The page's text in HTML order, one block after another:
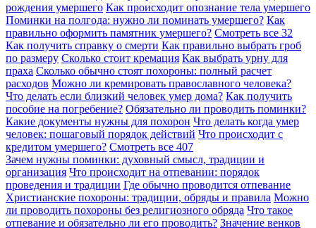
рождения умершего Как происходит опознание тела умершего
Поминки на полгода: нужно ли поминать умершего? Как
правильно оформить памятник умершего? Смотреть все 32
Как получить справку о смерти Как правильно выбрать гроб
по размеру Сколько стоит кремация Как выбрать урну для
праха Сколько обычно стоят похороны: полный расчет
расходов Можно ли кремировать православного человека?
Что делать если близкий человек умер дома? Как получить
пособие на погребение? Обязательно ли проводить поминки?
Какие документы нужны для похорон Что делать когда умер
человек: пошаговый порядок действий Что происходит с
кредитом умершего? Смотреть все 407
Зачем нужны поминки: духовный смысл, традиции и
организация Что происходит на отпевании: порядок
проведения и традиции Где обычно проводится отпевание
Христианские похороны: традиции, обряды и правила Можно
ли проводить похороны без религиозного обряда Что такое
отпевание и обязательно ли его проводить? Значение венков